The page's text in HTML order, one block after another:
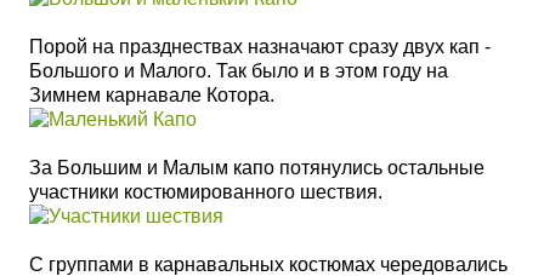
Порой на празднествах назначают сразу двух кап -
Большого и Малого. Так было и в этом году на
Зимнем карнавале Котора.
За Большим и Малым капо потянулись остальные
участники костюмированного шествия.
С группами в карнавальных костюмах чередовались